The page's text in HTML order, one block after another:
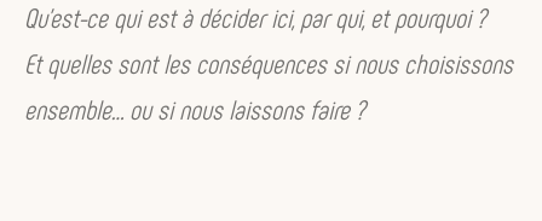
Qu’est-ce qui est à décider ici, par qui, et pourquoi ?
Et quelles sont les conséquences si nous choisissons
ensemble… ou si nous laissons faire ?